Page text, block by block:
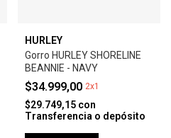
HURLEY
Gorro HURLEY SHORELINE
BEANNIE - NAVY
$34.999,00 2x1
$29.749,15 con
Transferencia o depósito